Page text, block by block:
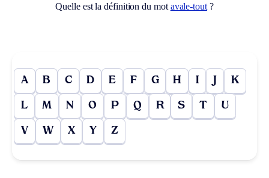
Quelle est la définition du mot avale-tout?
A B C D E F G H I J K
L M N O P Q R S T U
V W X Y Z